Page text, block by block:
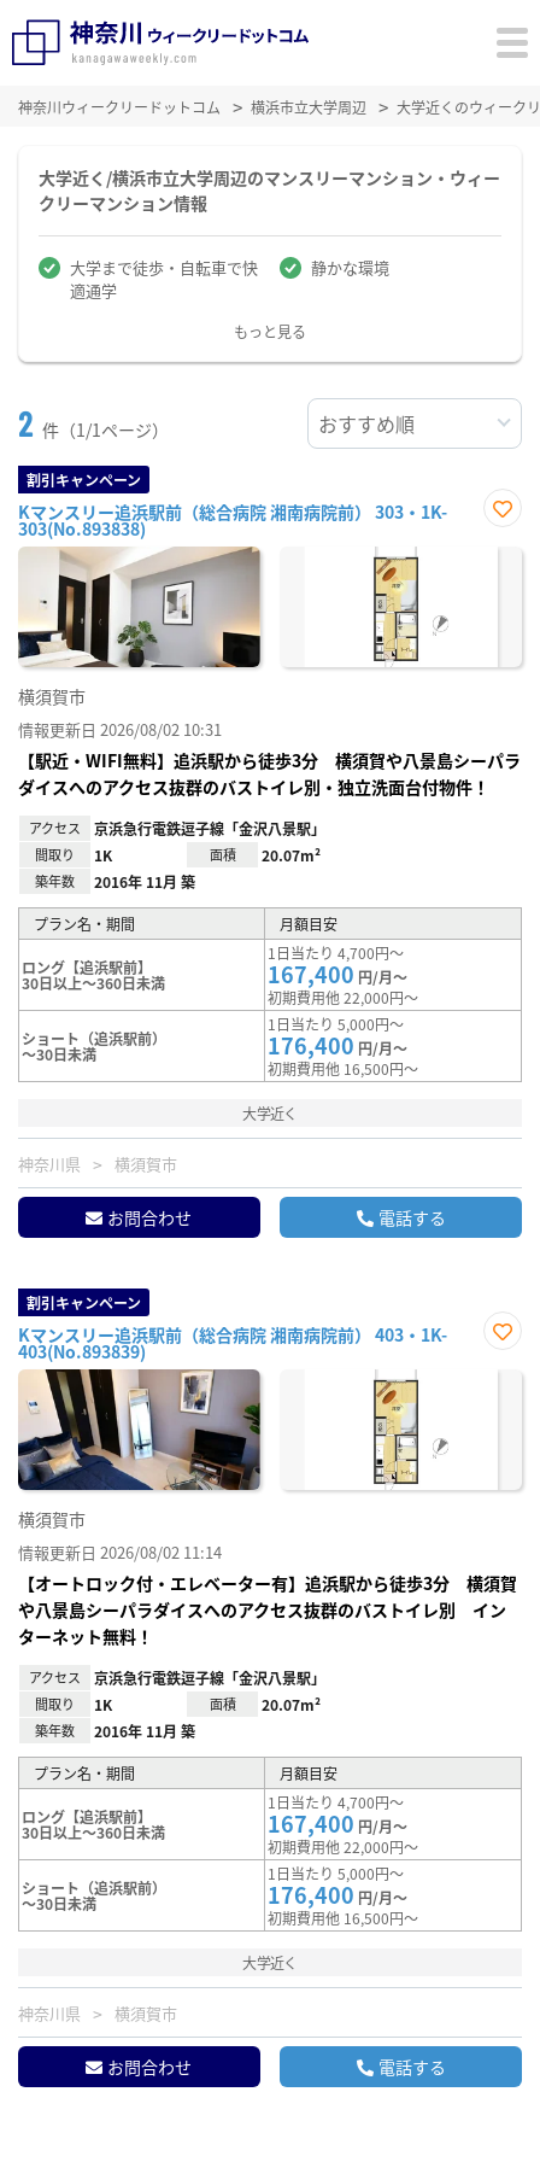
神奈川ウィークリードットコム 横浜市立大学周辺 大学近くのウィーク
大学近く/横浜市立大学周辺のマンスリーマンション・ウィー
クリーマンション情報
大学まで徒歩・自転車で快
適通学
静かな環境
もっと見る
2 件（1/1ページ）
割引キャンペーン
Kマンスリー追浜駅前（総合病院 湘南病院前） 303・1K-
303(No.893838)
に入
横須賀市
情報更新日 2026/08/02 10:31
【駅近・WIFI無料】追浜駅から徒歩3分 横須賀や八景島シーパラ
ダイスへのアクセス抜群のバストイレ別・独立洗面台付物件！
アクセス 京浜急行電鉄逗子線「金沢八景駅」
間取り 1K 面積 20.07m²
築年数 2016年 11月 築
プラン名・期間 月額目安
ロング【追浜駅前】
30日以上～360日未満
1日当たり 4,700円～
167,400 円/月～
初期費用他 22,000円～
ショート（追浜駅前）
～30日未満
1日当たり 5,000円～
176,400 円/月～
初期費用他 16,500円～
大学近く
神奈川県 横須賀市
お問合わせ 電話する
割引キャンペーン
Kマンスリー追浜駅前（総合病院 湘南病院前） 403・1K-
403(No.893839)
に入
横須賀市
情報更新日 2026/08/02 11:14
【オートロック付・エレベーター有】追浜駅から徒歩3分 横須賀
や八景島シーパラダイスへのアクセス抜群のバストイレ別 イン
ターネット無料！
アクセス 京浜急行電鉄逗子線「金沢八景駅」
間取り 1K 面積 20.07m²
築年数 2016年 11月 築
プラン名・期間 月額目安
ロング【追浜駅前】
30日以上～360日未満
1日当たり 4,700円～
167,400 円/月～
初期費用他 22,000円～
ショート（追浜駅前）
～30日未満
1日当たり 5,000円～
176,400 円/月～
初期費用他 16,500円～
大学近く
神奈川県 横須賀市
お問合わせ 電話する